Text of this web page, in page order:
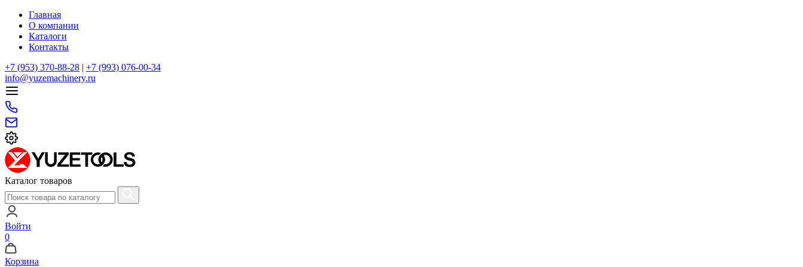
Главная
О компании
Каталоги
Контакты
+7 (953) 370-88-28 | +7 (993) 076-00-34
info@yuzemachinery.ru
Каталог товаров
Войти
0
Корзина